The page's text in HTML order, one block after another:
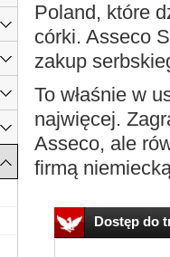
Poland, które
córki. Asseco
zakup
To właśnie w
najwięcej.
Asseco, ale
firmą
Dostęp do